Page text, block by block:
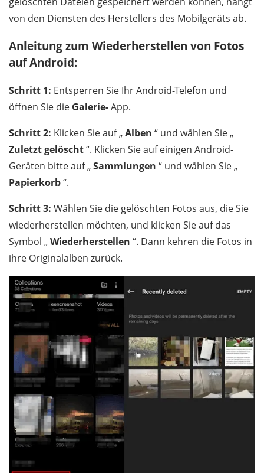
von den Diensten des Herstellers des Mobilgeräts ab.
Anleitung zum Wiederherstellen von Fotos
auf Android:
Schritt 1: Entsperren Sie Ihr Android-Telefon und
öffnen Sie die Galerie-App.
Schritt 2: Klicken Sie auf „Alben “ und wählen Sie „
Zuletzt gelöscht“. Klicken Sie auf einigen Android-
Geräten bitte auf „Sammlungen “ und wählen Sie „
Papierkorb“.
Schritt 3: Wählen Sie die gelöschten Fotos aus, die Sie
wiederherstellen möchten, und klicken Sie auf das
Symbol „Wiederherstellen “. Dann kehren die Fotos in
ihre Originalalben zurück.